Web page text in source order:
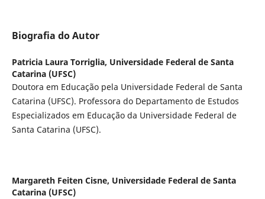
Biografia do Autor
Patricia Laura Torriglia, Universidade Federal de Santa
Catarina (UFSC)
Doutora em Educação pela Universidade Federal de Santa
Catarina (UFSC). Professora do Departamento de Estudos
Especializados em Educação da Universidade Federal de
Santa Catarina (UFSC).
Margareth Feiten Cisne, Universidade Federal de Santa
Catarina (UFSC)